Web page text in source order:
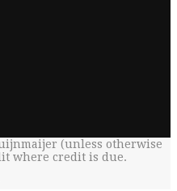
(unless otherwise
where credit is due.